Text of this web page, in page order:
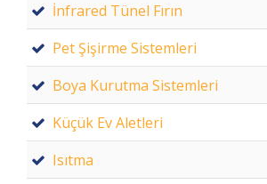
İnfrared Tünel Fırın
Pet Şişirme Sistemleri
Boya Kurutma Sistemleri
Küçük Ev Aletleri
Isıtma